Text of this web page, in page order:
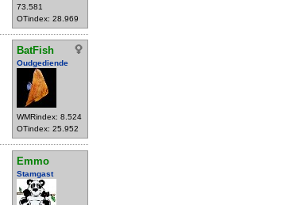
73.581
OTindex: 28.969
BatFish
Oudgediende
WMRindex: 8.524
OTindex: 25.952
Emmo
Stamgast